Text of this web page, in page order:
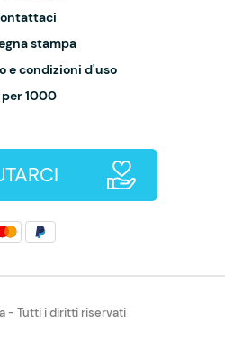
stampa
e condizioni d'uso
per 1000
- Tutti i diritti riservati